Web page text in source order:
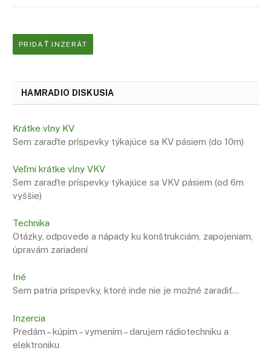
PRIDAŤ INZERÁT
HAMRADIO DISKUSIA
Krátke vlny KV
Sem zaraďte príspevky týkajúce sa KV pásiem (do 10m)
Veľmi krátke vlny VKV
Sem zaraďte príspevky týkajúce sa VKV pásiem (od 6m
vyššie)
Technika
Otázky, odpovede a nápady ku konštrukciám, zapojeniam,
úpravám zariadení
Iné
Sem patria príspevky, ktoré inde nie je možné zaradiť…
Inzercia
Predám – kúpim – vymením – darujem rádiotechniku a
elektroniku